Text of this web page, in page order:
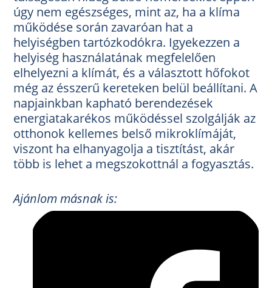
úgy nem egészséges, mint az, ha a klíma
működése során zavaróan hat a
helyiségben tartózkodókra. Igyekezzen a
helyiség használatának megfelelően
elhelyezni a klímát, és a választott hőfokot
még az ésszerű kereteken belül beállítani. A
napjainkban kapható berendezések
energiatakarékos működéssel szolgálják az
otthonok kellemes belső mikroklímáját,
viszont ha elhanyagolja a tisztítást, akár
több is lehet a megszokottnál a fogyasztás.
Ajánlom másnak is: